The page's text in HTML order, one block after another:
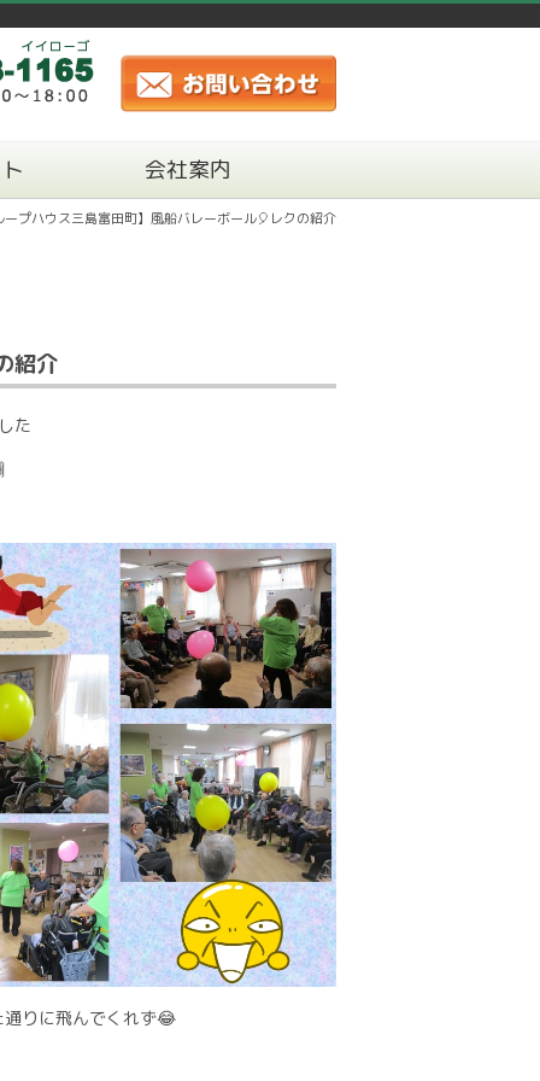
会社案内
ープハウス三島富田町】風船バレーボール🎈レクの紹介
紹介
た
りに飛んでくれず😂